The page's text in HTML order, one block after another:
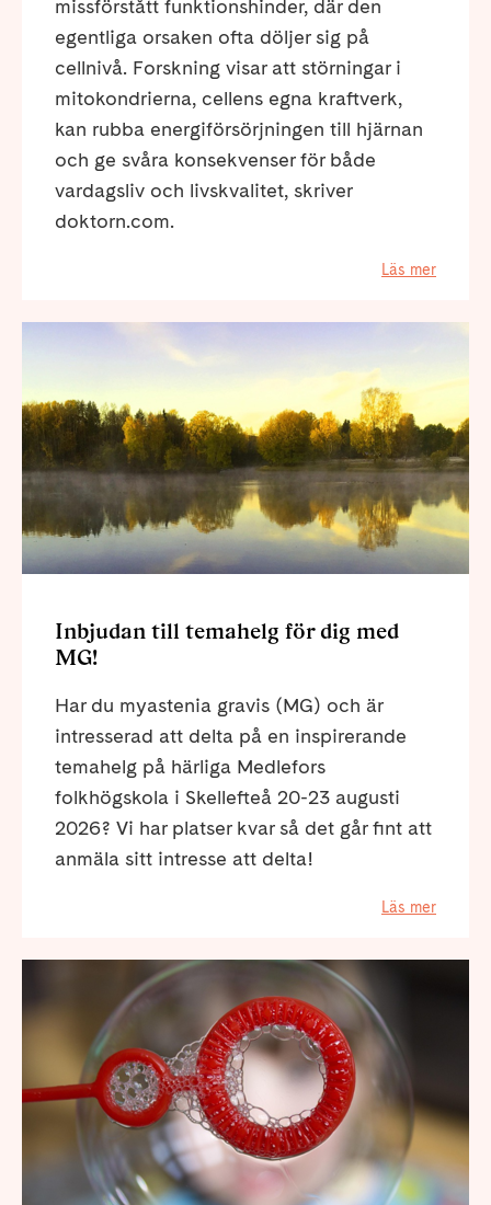
missförstått funktionshinder, där den
egentliga orsaken ofta döljer sig på
cellnivå. Forskning visar att störningar i
mitokondrierna, cellens egna kraftverk,
kan rubba energiförsörjningen till hjärnan
och ge svåra konsekvenser för både
vardagsliv och livskvalitet, skriver
doktorn.com.
Läs mer
Inbjudan till temahelg för dig med
MG!
Har du myastenia gravis (MG) och är
intresserad att delta på en inspirerande
temahelg på härliga Medlefors
folkhögskola i Skellefteå 20-23 augusti
2026? Vi har platser kvar så det går fint att
anmäla sitt intresse att delta!
Läs mer